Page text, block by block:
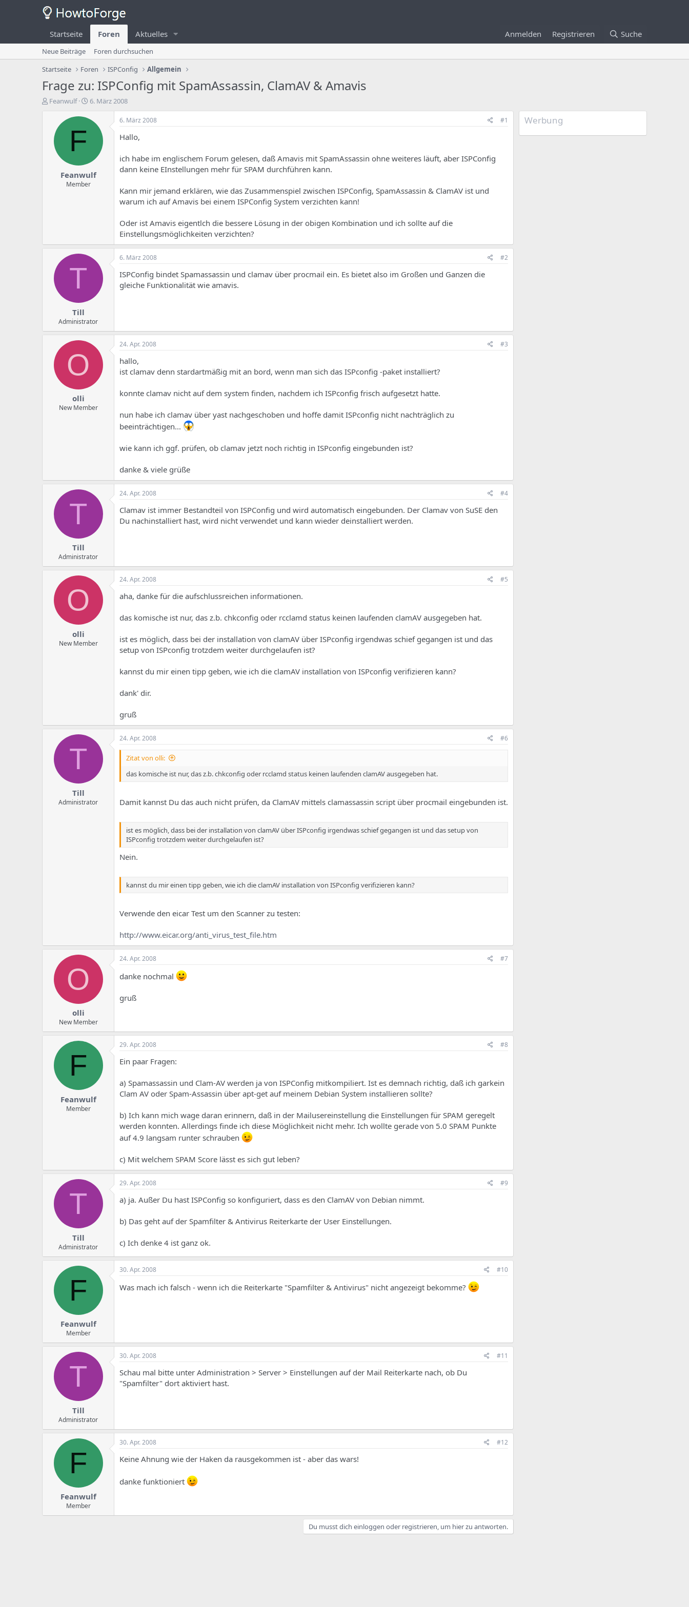
Startseite Foren Aktuelles Anmelden Registrieren Suche
Neue Beiträge
Foren durchsuchen
Startseite
Foren ISPConfig Allgemein
Frage zu: ISPConfig mit SpamAssassin, ClamAV & Amavis
E
a
Feanwulf
E
s
u
n
g
6. März 2008
F
Feanwulf
Member
6. März 2008 #1
Hallo,
ich habe im englischem Forum gelesen, daß Amavis mit SpamAssassin ohne weiteres läuft, aber ISPConfig
dann keine EInstellungen mehr für SPAM durchführen kann.
Kann mir jemand erklären, wie das Zusammenspiel zwischen ISPConfig, SpamAssassin & ClamAV ist und
warum ich auf Amavis bei einem ISPConfig System verzichten kann!
Oder ist Amavis eigentlch die bessere Lösung in der obigen Kombination und ich sollte auf die
Einstellungsmöglichkeiten verzichten?
T
Till
Administrator
6. März 2008 #2
ISPConfig bindet Spamassassin und clamav über procmail ein. Es bietet also im Großen und Ganzen die
gleiche Funktionalität wie amavis.
O
olli
New Member
24. Apr. 2008 #3
hallo,
ist clamav denn stardartmäßig mit an bord, wenn man sich das ISPconfig -paket installiert?
konnte clamav nicht auf dem system finden, nachdem ich ISPconfig frisch aufgesetzt hatte.
nun habe ich clamav über yast nachgeschoben und hoffe damit ISPconfig nicht nachträglich zu
beeinträchtigen...
wie kann ich ggf. prüfen, ob clamav jetzt noch richtig in ISPconfig eingebunden ist?
danke & viele grüße
T
Till
Administrator
24. Apr. 2008 #4
Clamav ist immer Bestandteil von ISPConfig und wird automatisch eingebunden. Der Clamav von SuSE den
Du nachinstalliert hast, wird nicht verwendet und kann wieder deinstalliert werden.
O
olli
New Member
24. Apr. 2008 #5
aha, danke für die aufschlussreichen informationen.
das komische ist nur, das z.b. chkconfig oder rcclamd status keinen laufenden clamAV ausgegeben hat.
ist es möglich, dass bei der installation von clamAV über ISPconfig irgendwas schief gegangen ist und das
setup von ISPconfig trotzdem weiter durchgelaufen ist?
kannst du mir einen tipp geben, wie ich die clamAV installation von ISPconfig verifizieren kann?
dank' dir.
gruß
T
Till
Administrator
24. Apr. 2008 #6
Zitat von olli:
das komische ist nur, das z.b. chkconfig oder rcclamd status keinen laufenden clamAV ausgegeben hat.
Damit kannst Du das auch nicht prüfen, da ClamAV mittels clamassassin script über procmail eingebunden ist.
ist es möglich, dass bei der installation von clamAV über ISPconfig irgendwas schief gegangen ist und das setup von
ISPconfig trotzdem weiter durchgelaufen ist?
Nein.
kannst du mir einen tipp geben, wie ich die clamAV installation von ISPconfig verifizieren kann?
Verwende den eicar Test um den Scanner zu testen:
http://www.eicar.org/anti_virus_test_file.htm
O
olli
New Member
24. Apr. 2008 #7
danke nochmal
gruß
F
Feanwulf
Member
29. Apr. 2008 #8
Ein paar Fragen:
a) Spamassassin und Clam-AV werden ja von ISPConfig mitkompiliert. Ist es demnach richtig, daß ich garkein
Clam AV oder Spam-Assassin über apt-get auf meinem Debian System installieren sollte?
b) Ich kann mich wage daran erinnern, daß in der Mailusereinstellung die Einstellungen für SPAM geregelt
werden konnten. Allerdings finde ich diese Möglichkeit nicht mehr. Ich wollte gerade von 5.0 SPAM Punkte
auf 4.9 langsam runter schrauben
c) Mit welchem SPAM Score lässt es sich gut leben?
T
Till
Administrator
29. Apr. 2008 #9
a) ja. Außer Du hast ISPConfig so konfiguriert, dass es den ClamAV von Debian nimmt.
b) Das geht auf der Spamfilter & Antivirus Reiterkarte der User Einstellungen.
c) Ich denke 4 ist ganz ok.
F
Feanwulf
Member
30. Apr. 2008 #10
Was mach ich falsch - wenn ich die Reiterkarte "Spamfilter & Antivirus" nicht angezeigt bekomme?
T
Till
Administrator
30. Apr. 2008 #11
Schau mal bitte unter Administration > Server > Einstellungen auf der Mail Reiterkarte nach, ob Du
"Spamfilter" dort aktiviert hast.
F
Feanwulf
Member
30. Apr. 2008 #12
Keine Ahnung wie der Haken da rausgekommen ist - aber das wars!
danke funktioniert
Du musst dich einloggen oder registrieren, um hier zu antworten.
Werbung